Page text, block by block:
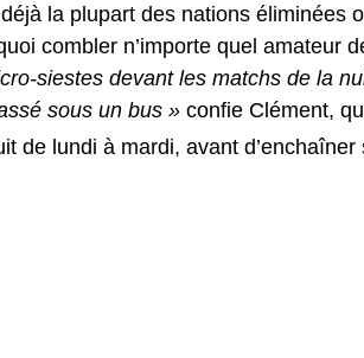
la plupart des nations éliminées
combler n’importe quel amateur
siestes devant les matchs de la
sous un bus » confie Clément,
de lundi à mardi, avant d’enchaîner